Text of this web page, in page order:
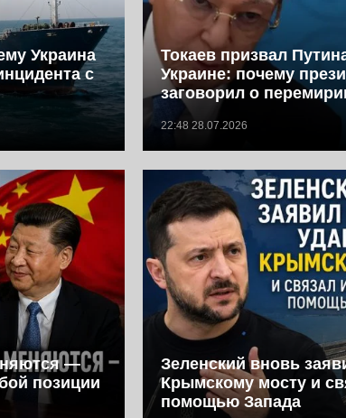
Украина
с
Токаев призвал
Украине: почему
заговорил о
22:48 28.07.2026
—
позиции
Зеленский вновь
Крымскому мосту и
помощью Запада